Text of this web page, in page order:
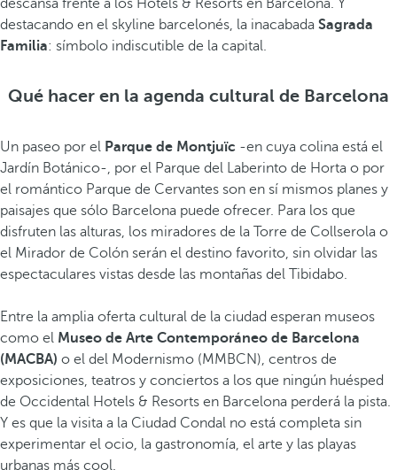
descansa frente a los Hotels & Resorts en Barcelona. Y
destacando en el skyline barcelonés, la inacabada Sagrada
Familia: símbolo indiscutible de la capital.
Qué hacer en la agenda cultural de Barcelona
Un paseo por el Parque de Montjuïc -en cuya colina está el
Jardín Botánico-, por el Parque del Laberinto de Horta o por
el romántico Parque de Cervantes son en sí mismos planes y
paisajes que sólo Barcelona puede ofrecer. Para los que
disfruten las alturas, los miradores de la Torre de Collserola o
el Mirador de Colón serán el destino favorito, sin olvidar las
espectaculares vistas desde las montañas del Tibidabo.
Entre la amplia oferta cultural de la ciudad esperan museos
como el Museo de Arte Contemporáneo de Barcelona
(MACBA) o el del Modernismo (MMBCN), centros de
exposiciones, teatros y conciertos a los que ningún huésped
de Occidental Hotels & Resorts en Barcelona perderá la pista.
Y es que la visita a la Ciudad Condal no está completa sin
experimentar el ocio, la gastronomía, el arte y las playas
urbanas más cool.